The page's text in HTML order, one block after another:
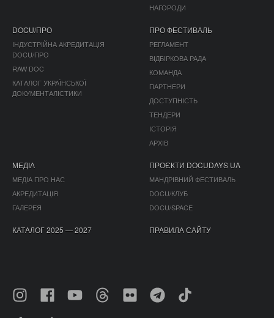
НАГОРОДИ
DOCU/ПРО
ІНДУСТРІЙНА АКРЕДИТАЦІЯ
DOCU/ПРО
RAW DOC
КАТАЛОГ УКРАЇНСЬКОЇ
ДОКУМЕНТАЛІСТИКИ
ПРО ФЕСТИВАЛЬ
РЕГЛАМЕНТ
ВІДБІРКОВА РАДА
КОМАНДА
ПАРТНЕРИ
ДОСТУПНІСТЬ
ТЕНДЕРИ
ІСТОРІЯ
АРХІВ
МЕДІА
МЕДІА ПРО НАС
АКРЕДИТАЦІЯ
ГАЛЕРЕЯ
ПРОЄКТИ DOCUDAYS UA
МАНДРІВНИЙ ФЕСТИВАЛЬ
DOCU/КЛУБ
DOCU/SPACE
КАТАЛОГ 2025 — 2027 ПРАВИЛА САЙТУ